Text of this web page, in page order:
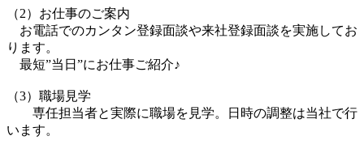
（2）お仕事のご案内
お電話でのカンタン登録面談や来社登録面談を実施してお
ります。
最短”当日”にお仕事ご紹介♪
（3）職場見学
専任担当者と実際に職場を見学。日時の調整は当社で行
います。